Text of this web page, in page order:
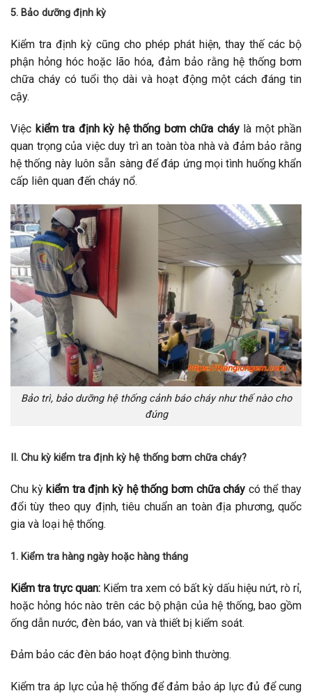
5. Bảo dưỡng định kỳ
Kiểm tra định kỳ cũng cho phép phát hiện, thay thế các bộ
phận hỏng hóc hoặc lão hóa, đảm bảo rằng hệ thống bơm
chữa cháy có tuổi thọ dài và hoạt động một cách đáng tin
cậy.
Việc kiểm tra định kỳ hệ thống bơm chữa cháylà một phần
quan trọng của việc duy trì an toàn tòa nhà và đảm bảo rằng
hệ thống này luôn sẵn sàng để đáp ứng mọi tình huống khẩn
cấp liên quan đến cháy nổ.
Bảo trì, bảo dưỡng hệ thống cảnh báo cháy như thế nào cho
đúng
II. Chu kỳ kiểm tra định kỳ hệ thống bơm chữa cháy?
Chu kỳkiểm tra định kỳ hệ thống bơm chữa cháy có thể thay
đổi tùy theo quy định, tiêu chuẩn an toàn địa phương, quốc
gia và loại hệ thống.
1. Kiểm tra hàng ngày hoặc hàng tháng
Kiểm tra trực quan: Kiểm tra xem có bất kỳ dấu hiệu nứt, rò rỉ,
hoặc hỏng hóc nào trên các bộ phận của hệ thống, bao gồm
ống dẫn nước, đèn báo, van và thiết bị kiểm soát.
Đảm bảo các đèn báo hoạt động bình thường.
Kiểm tra áp lực của hệ thống để đảm bảo áp lực đủ để cung